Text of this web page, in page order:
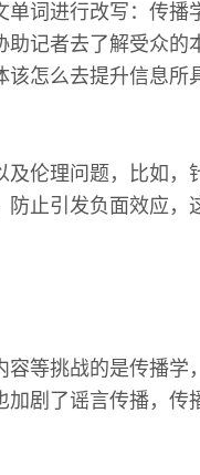
词进行改写：传播
记者去了解受众的
怎么去提升信息所
伦理问题，比如，
止引发负面效应，
等挑战的是传播学
剧了谣言传播，传